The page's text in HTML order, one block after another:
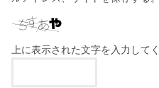
上に表示された文字を入力して